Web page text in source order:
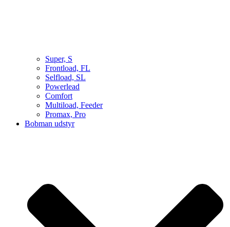
Super, S
Frontload, FL
Selfload, SL
Powerlead
Comfort
Multiload, Feeder
Promax, Pro
Bobman udstyr